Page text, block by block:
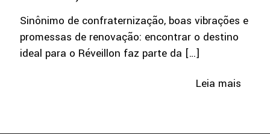
Sinônimo de confraternização, boas vibrações e
promessas de renovação: encontrar o destino
ideal para o Réveillon faz parte da […]
Leia mais